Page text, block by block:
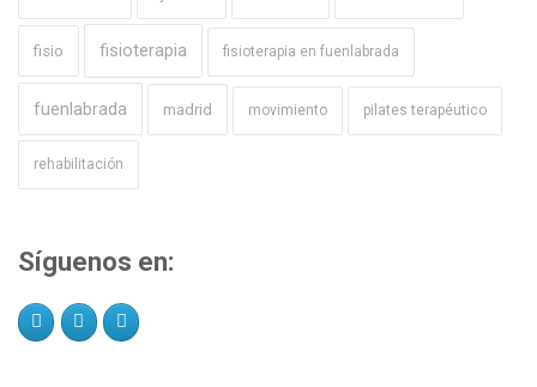
fisio fisioterapia fisioterapia en fuenlabrada
fuenlabrada madrid movimiento pilates terapéutico
rehabilitación
Síguenos en: